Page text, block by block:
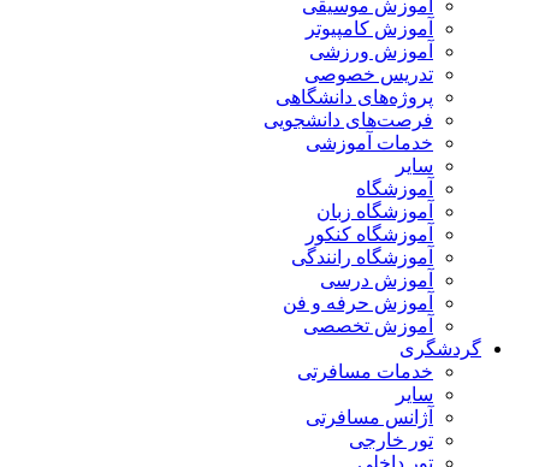
آموزش موسیقی
آموزش کامپیوتر
آموزش ورزشی
تدریس خصوصی
پروژه‌های دانشگاهی
فرصت‌های دانشجویی
خدمات آموزشی
سایر
آموزشگاه
آموزشگاه زبان
آموزشگاه کنکور
آموزشگاه رانندگی
آموزش درسی
آموزش حرفه و فن
آموزش تخصصی
گردشگری
خدمات مسافرتی
سایر
آژانس مسافرتی
تور خارجی